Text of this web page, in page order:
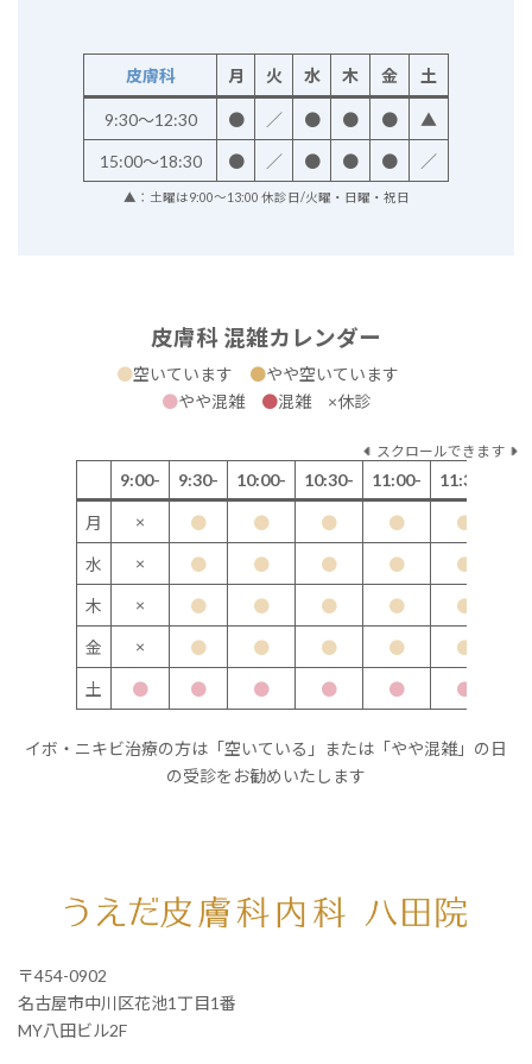
皮膚科 月 火 水 木 金 土
9:30～12:30 ● ／ ● ● ● ▲
15:00～18:30 ● ／ ● ● ● ／
▲：土曜は9:00～13:00 休診日/火曜・日曜・祝日
皮膚科 混雑カレンダー
●空いています ●やや空いています
●やや混雑 ●混雑 ×休診
スクロールできます
9:00- 9:30- 10:00- 10:30- 11:00- 11:30-
月 × ● ● ● ● ●
水 × ● ● ● ● ●
木 × ● ● ● ● ●
金 × ● ● ● ● ●
土 ● ● ● ● ● ●
イボ・ニキビ治療の方は「空いている」または「やや混雑」の日
の受診をお勧めいたします
〒454-0902
名古屋市中川区花池1丁目1番
MY八田ビル2F